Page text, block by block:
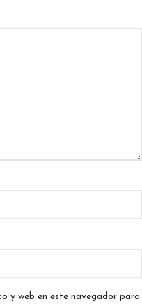
y web en este navegador para